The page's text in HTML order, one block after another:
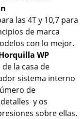
las 4T y 10,7 para
de marca
con lo mejor.
WP
la casa de
sistema interno
de
y os
sobre ellas.